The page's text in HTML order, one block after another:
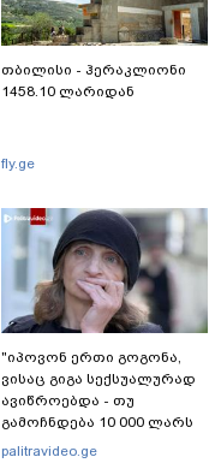
თბილისი - ჰერაკლიონი
1458.10 ლარიდან
fly.ge
"იპოვონ ერთი გოგონა,
ვისაც გიგა სექსუალურად
ავიწროებდა - თუ
გამოჩნდება 10 000 ლარს
ოფიციალურად,
palitravideo.ge